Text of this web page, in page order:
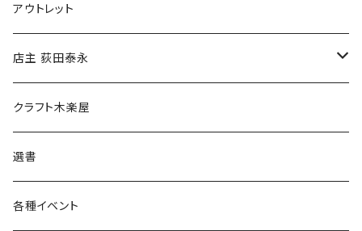
マグカップ
傘
食料品
その他
アウトレット
店主 荻田泰永
書籍
ウェア
クラフト木楽屋
選書
各種イベント